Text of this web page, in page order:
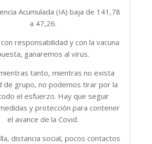
Acumulada (IA) baja de 141,78
a 47,26.
responsabilidad y con la vacuna
ganaremos al virus.
tanto, mientras no exista
de grupo, no podemos tirar por la
el esfuerzo. Hay que seguir
y protección para contener
el avance de la Covid.
distancia social, pocos contactos